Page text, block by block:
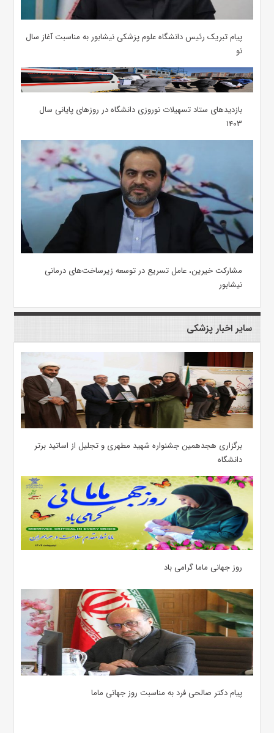
پیام تبریک رئیس دانشگاه علوم پزشکی نیشابور به مناسبت آغاز سال
نو
بازدیدهای ستاد تسهیلات نوروزی دانشگاه در روزهای پایانی سال
۱۴۰۳
مشارکت خیرین، عامل تسریع در توسعه زیرساخت‌های درمانی
نیشابور
سایر اخبار پزشکی
برگزاری هجدهمین جشنواره شهید مطهری و تجلیل از اساتید برتر
دانشگاه
روز جهانی ماما گرامی باد
پیام دکتر صالحی فرد به مناسبت روز جهانی ماما